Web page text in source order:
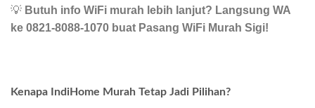
💡 Butuh info WiFi murah lebih lanjut? Langsung WA
ke 0821-8088-1070 buat Pasang WiFi Murah Sigi!
Kenapa IndiHome Murah Tetap Jadi Pilihan?